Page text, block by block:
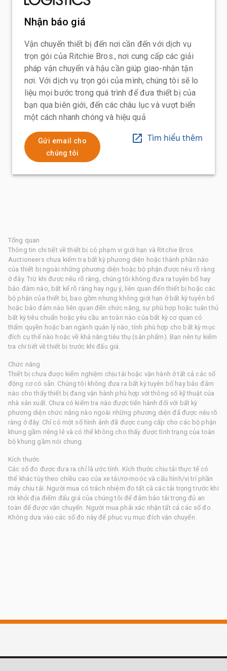
Nhận báo giá
Vận chuyển thiết bị đến nơi cần đến với dịch vụ
trọn gói của Ritchie Bros., nơi cung cấp các giải
pháp vận chuyển và hậu cần giúp giao-nhận tận
nơi. Với dịch vụ trọn gói của mình, chúng tôi sẽ lo
liệu mọi bước trong quá trình để đưa thiết bị của
bạn qua biên giới, đến các châu lục và vượt biển
một cách nhanh chóng và hiệu quả
Gửi email cho
chúng tôi
Tìm hiểu thêm
Tổng quan
Thông tin chi tiết về thiết bị có phạm vi giới hạn và Ritchie Bros.
Auctioneers chưa kiểm tra bất kỳ phương diện hoặc thành phần nào
của thiết bị ngoài những phương diện hoặc bộ phận được nêu rõ ràng
ở đây. Trừ khi được nêu rõ ràng, chúng tôi không đưa ra tuyên bố hay
bảo đảm nào, bất kể rõ ràng hay ngụ ý, liên quan đến thiết bị hoặc các
bộ phận của thiết bị, bao gồm nhưng không giới hạn ở bất kỳ tuyên bố
hoặc bảo đảm nào liên quan đến chức năng, sự phù hợp hoặc tuân thủ
bất kỳ tiêu chuẩn hoặc yêu cầu an toàn nào của bất kỳ cơ quan có
thẩm quyền hoặc ban ngành quản lý nào, tính phù hợp cho bất kỳ mục
đích cụ thể nào hoặc về khả năng tiêu thụ (sản phẩm). Bạn nên tự kiểm
tra chi tiết về thiết bị trước khi đấu giá.
Chức năng
Thiết bị chưa được kiểm nghiệm chịu tải hoặc vận hành ở tất cả các số
động cơ có sẵn. Chúng tôi không đưa ra bất kỳ tuyên bố hay bảo đảm
nào cho thấy thiết bị đang vận hành phù hợp với thông số kỹ thuật của
nhà sản xuất. Chưa có kiểm tra nào được tiến hành đối với bất kỳ
phương diện chức năng nào ngoài những phương diện đã được nêu rõ
ràng ở đây. Chỉ có một số hình ảnh đã được cung cấp cho các bộ phận
khung gầm riêng lẻ và có thể không cho thấy được tình trạng của toàn
bộ khung gầm nói chung.
Kích thước
Các số đo được đưa ra chỉ là ước tính. Kích thước chịu tải thực tế có
thể khác tùy theo chiều cao của xe tải/rơ-moóc và cấu hình/vị trí phần
máy chịu tải. Người mua có trách nhiệm đo tất cả các tải trọng trước khi
rời khỏi địa điểm đấu giá của chúng tôi để đảm bảo tải trọng đủ an
toàn để được vận chuyển. Người mua phải xác nhận tất cả các số đo.
Không dựa vào các số đo này để phục vụ mục đích vận chuyển.